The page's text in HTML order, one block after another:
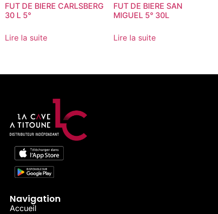
FUT DE BIERE CARLSBERG
30 L 5°
Lire la suite
FUT DE BIERE SAN
MIGUEL 5° 30L
Lire la suite
Navigation
Accueil